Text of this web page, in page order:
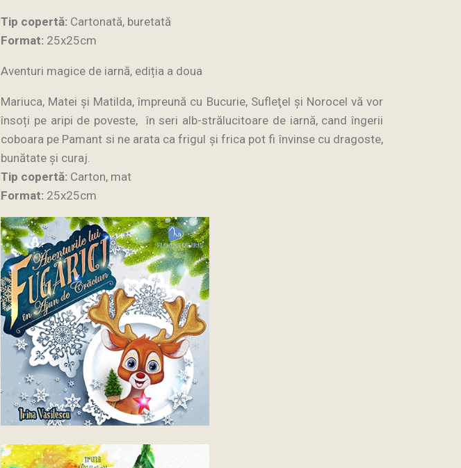
Tip copertă: Cartonată, buretată
Format: 25x25cm
Aventuri magice de iarnă, ediția a doua
Mariuca, Matei şi Matilda, împreună cu Bucurie, Sufleţel şi Norocel vă vor
însoți pe aripi de poveste, în seri alb-strălucitoare de iarnă, cand îngerii
coboara pe Pamant si ne arata ca frigul şi frica pot fi învinse cu dragoste,
bunătate şi curaj.
Tip copertă: Carton, mat
Format: 25x25cm